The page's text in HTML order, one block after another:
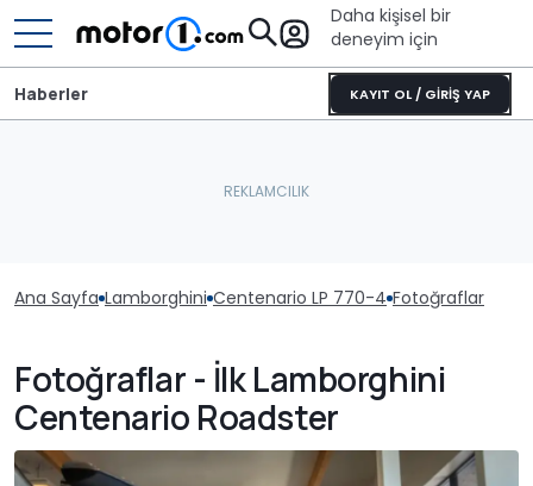
Daha kişisel bir
deneyim için
KAYIT OL / GİRİŞ YAP
Haberler
Ana Sayfa Lamborghini Centenario LP 770-4 Fotoğraflar
Fotoğraflar - İlk Lamborghini
Centenario Roadster